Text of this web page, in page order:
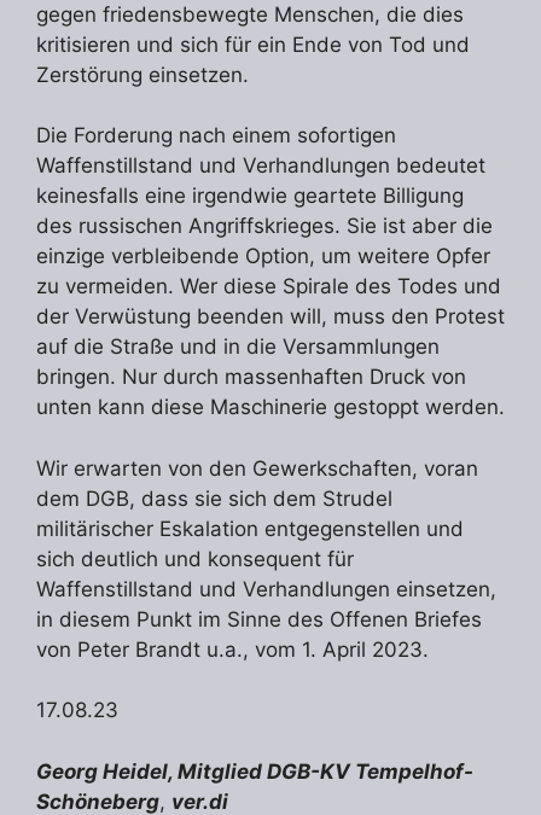
gegen friedensbewegte Menschen, die dies
kritisieren und sich für ein Ende von Tod und
Zerstö­rung einsetzen.
Die Forderung nach einem sofortigen
Waffenstillstand und Verhandlungen bedeutet
keines­falls eine irgendwie geartete Billigung
des russischen Angriffskrieges. Sie ist aber die
einzige verbleibende Option, um weitere Opfer
zu vermeiden. Wer diese Spirale des Todes und
der Verwüstung beenden will, muss den Protest
auf die Straße und in die Versammlungen
bringen. Nur durch massenhaften Druck von
unten kann diese Maschinerie gestoppt werden.
Wir erwarten von den Gewerkschaften, voran
dem DGB, dass sie sich dem Strudel
militärischer Eskalation entgegenstellen und
sich deutlich und konsequent für
Waffenstillstand und Verhandlungen einsetzen,
in diesem Punkt im Sinne des Offenen Briefes
von Peter Brandt u.a., vom 1. April 2023.
17.08.23
Georg Heidel, Mitglied DGB-KV Tempelhof-
Schöneberg, ver.di